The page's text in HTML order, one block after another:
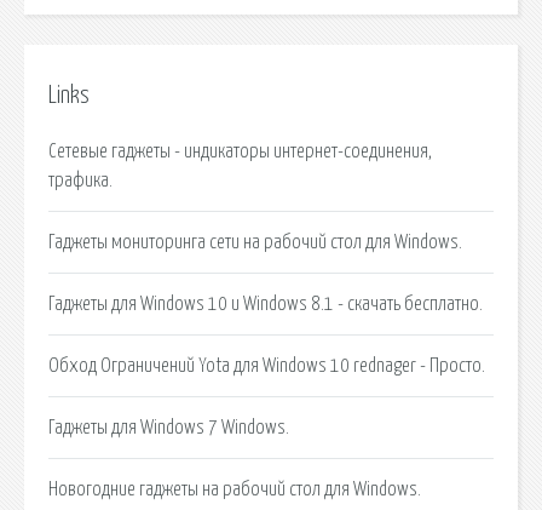
Links
Сетевые гаджеты - индикаторы интернет-соединения,
трафика.
Гаджеты мониторинга сети на рабочий стол для Windows.
Гаджеты для Windows 10 и Windows 8.1 - скачать бесплатно.
Обход Ограничений Yota для Windows 10 rednager - Просто.
Гаджеты для Windows 7 Windows.
Новогодние гаджеты на рабочий стол для Windows.